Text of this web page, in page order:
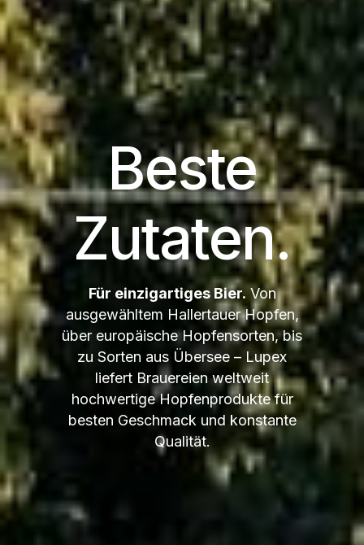
Beste
Zutaten.
Für einzigartiges Bier.Von
ausgewähltem Hallertauer Hopfen,
über europäische Hopfensorten, bis
zu Sorten aus Übersee – Lupex
liefert Brauereien weltweit
hochwertige Hopfenprodukte für
besten Geschmack und konstante
Qualität.